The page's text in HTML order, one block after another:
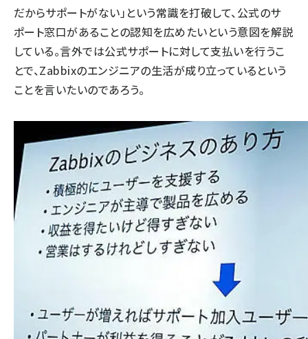
だからサポートがない」という常識を打破して、公式のサ
ポート窓口があることの認知を広めたいという意図を解説
している。言外では公式サポートに対して支払いを行うこ
とで、Zabbixのエンジニアの生活が成り立っているという
ことを言いたいのであろう。